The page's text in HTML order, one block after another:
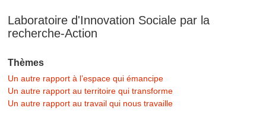
Laboratoire d'Innovation Sociale par la
recherche-Action
Thèmes
Un autre rapport à l’espace qui émancipe
Un autre rapport au territoire qui transforme
Un autre rapport au travail qui nous travaille